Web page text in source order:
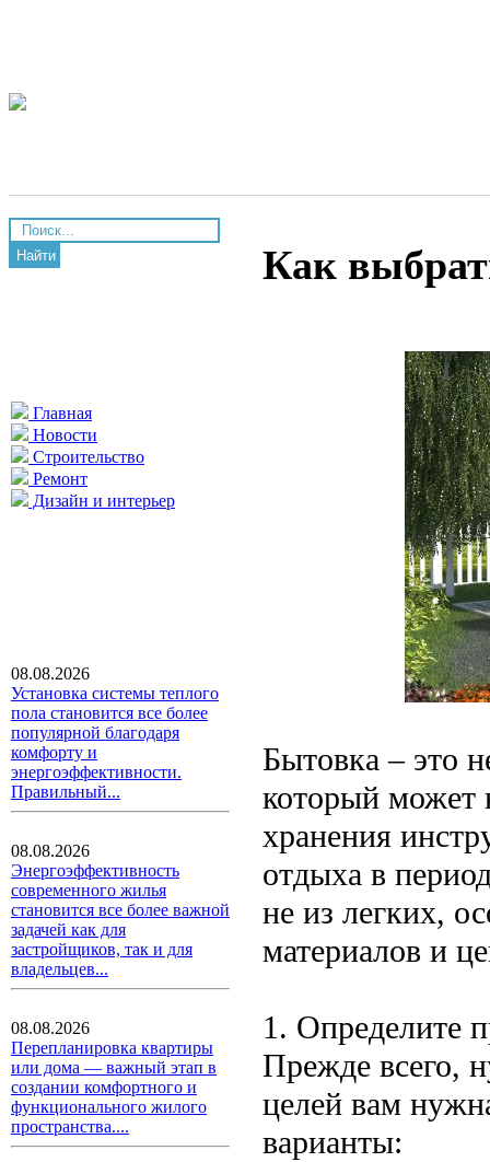
Найти
Главная
Новости
Строительство
Ремонт
Дизайн и интерьер
08.08.2026
Установка системы теплого
пола становится все более
популярной благодаря
комфорту и
энергоэффективности.
Правильный...
08.08.2026
Энергоэффективность
современного жилья
становится все более важной
задачей как для
застройщиков, так и для
владельцев...
08.08.2026
Перепланировка квартиры
или дома — важный этап в
создании комфортного и
функционального жилого
пространства....
Как
Бытовка – это
который может
хранения
отдыха в
не из легких,
материалов и
1. Определите
Прежде всего,
целей вам
варианты: